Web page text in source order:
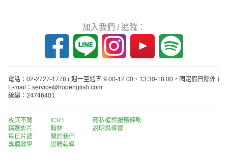
加入我們 / 追蹤：
電話：02-2727-1778 ( 週一至週五 9:00-12:00、13:30-18:00，國定假日除外 )
E-mail：service@hopenglish.com
統編：24746401
攻其不背
精選影片
每日片語
專欄教學
ICRT
翰林
關於我們
媒體報導
隱私權與服務條款
說明與導覽